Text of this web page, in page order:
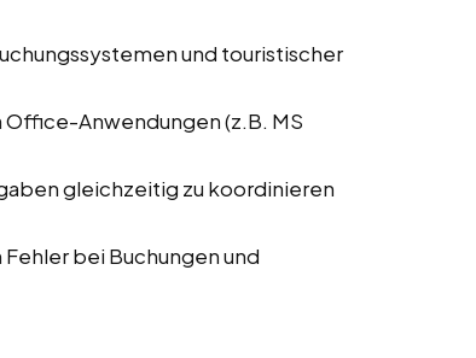
und touristischer
Anwendungen (z.B. MS
gleichzeitig zu koordinieren
bei Buchungen und